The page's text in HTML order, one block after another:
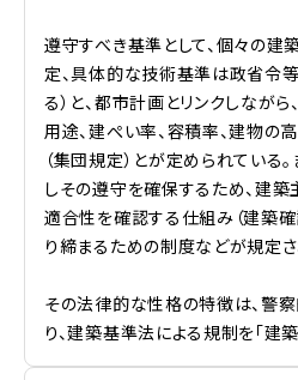
遵守すべき基準として、個々の建
定、具体的な技術基準は政省令
る）と、都市計画とリンクしなが
用途、建ぺい率、容積率、建物の
（集団規定）とが定められている
しその遵守を確保するため、建
適合性を確認する仕組み（建築
り締まるための制度などが規定さ
その法律的な性格の特徴は、警
り、建築基準法による規制を「建